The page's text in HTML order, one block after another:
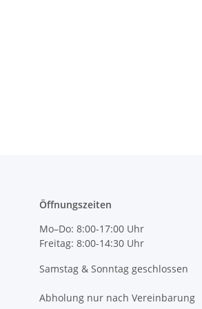
Öffnungszeiten
Mo–Do: 8:00-17:00 Uhr
Freitag: 8:00-14:30 Uhr
Samstag & Sonntag geschlossen
Abholung nur nach Vereinbarung